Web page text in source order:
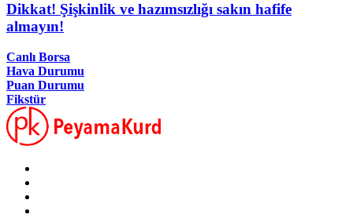
Dikkat! Şişkinlik ve hazımsızlığı sakın hafife
almayın!
Canlı Borsa
Hava Durumu
Puan Durumu
Fikstür